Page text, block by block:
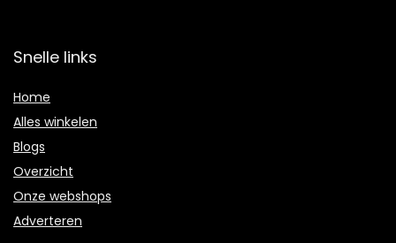
Snelle links
Home
Alles winkelen
Blogs
Overzicht
Onze webshops
Adverteren